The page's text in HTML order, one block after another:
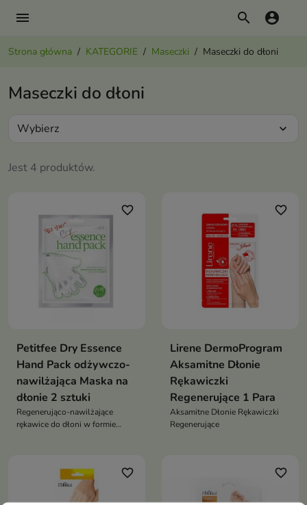
menu search account_circle
Strona główna KATEGORIE Maseczki Maseczki do dłoni
Maseczki do dłoni
Jest 4 produktów.
Wybierz expand_more
favorite_border
Petitfee Dry Essence
Hand Pack odżywczo-
nawilżająca Maska na
dłonie 2 sztuki
Regenerująco-nawilżające
rękawice do dłoni w formie
ręce oraz wzmacniają osłabione
paznokcie – bez lepkości i bez
konieczności zmywania
favorite_border
Lirene DermoProgram
Aksamitne Dłonie
Rękawiczki
Regenerujące 1 Para
Aksamitne Dłonie Rękawiczki
Regenerujące
favorite_border favorite_border